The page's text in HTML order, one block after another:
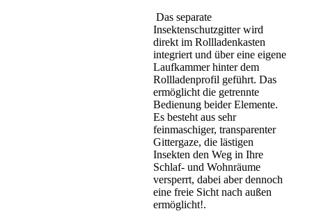
Das separate
Insektenschutzgitter wird
direkt im Rollladenkasten
integriert und über eine eigene
Laufkammer hinter dem
Rollladenprofil geführt. Das
ermöglicht die getrennte
Bedienung beider Elemente.
Es besteht aus sehr
feinmaschiger, transparenter
Gittergaze, die lästigen
Insekten den Weg in Ihre
Schlaf- und Wohnräume
versperrt, dabei aber dennoch
eine freie Sicht nach außen
ermöglicht!.